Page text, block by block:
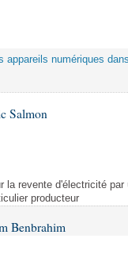
appareils numériques
Salmon
la revente d'électricité
producteur
Benbrahim